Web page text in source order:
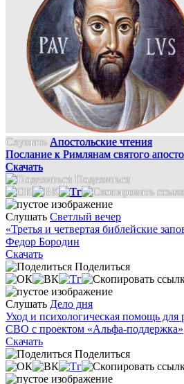
Слушать Апостольские чтения
Послание к Римлянам святого
Скачать
Поделиться
Слушать Светлый вечер
«Третья и четвертая библейские
Федор Бородин
Скачать
Поделиться
Слушать Дело дня
Уход и психологическая помощь для
СВО с проектом «Альфа-поддержка»
Скачать
Поделиться